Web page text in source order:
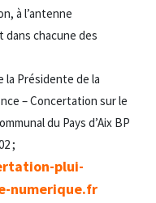
à l’antenne
dans chacune des
la Présidente de la
– Concertation sur le
du Pays d’Aix BP
;
plui-
numerique.fr